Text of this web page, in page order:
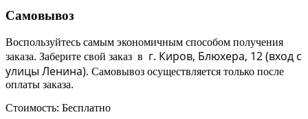
Самовывоз
Воспользуйтесь самым экономичным способом получения
заказа. Заберите свой заказ в г. Киров, Блюхера, 12 (вход с
улицы Ленина). Самовывоз осуществляется только после
оплаты заказа.
Стоимость: Бесплатно